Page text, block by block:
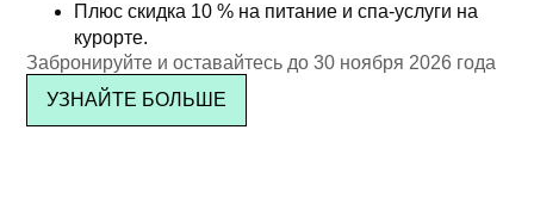
Расположение и контакты
Плюс скидка 10 % на питание и спа-услуги на
курорте.
Забронируйте и оставайтесь до 30 ноября 2026 года
УЗНАЙТЕ БОЛЬШЕ